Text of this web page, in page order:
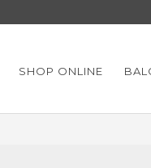
SHOP ONLINE